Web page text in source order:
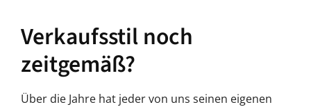
Verkaufsstil noch
zeitgemäß?
Über die Jahre hat jeder von uns seinen eigenen